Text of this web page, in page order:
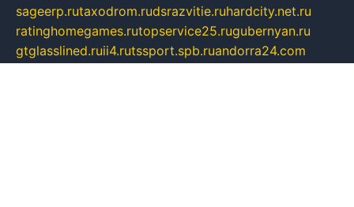
sageerp.rutaxodrom.rudsrazvitie.ruhardcity.net.ru
ratinghomegames.rutopservice25.rugubernyan.ru
gtglasslined.ruii4.rutssport.spb.ruandorra24.com